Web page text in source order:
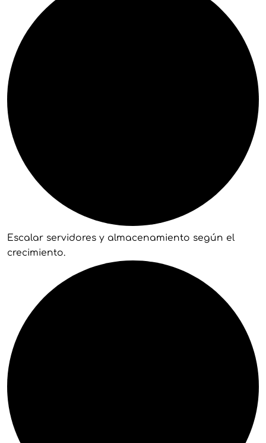
Escalar servidores y almacenamiento según el
crecimiento.